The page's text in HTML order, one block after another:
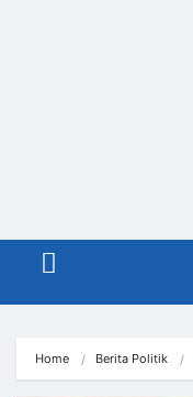
Menu
Home Berita Politik